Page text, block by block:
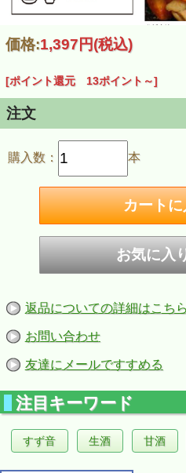
『 一ノ蔵 特別純米酒
＜受賞歴＞
・全国燗酒コンテスト2017
お値打ちぬる燗部門 最高金賞受賞
・2018年度全米日本酒歓評会
純米酒の部 銀賞受賞
価格:1,397円(税込)
[ポイント還元 13ポイント～]
注文
購入数： 本
返品についての詳細はこちら
お問い合わせ
友達にメールですすめる
注目キーワード
すず音 生酒 甘酒